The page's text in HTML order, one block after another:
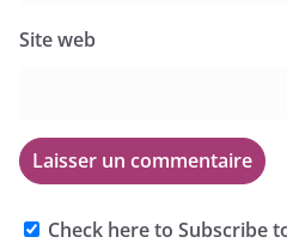
Site web
Check here to Subscribe